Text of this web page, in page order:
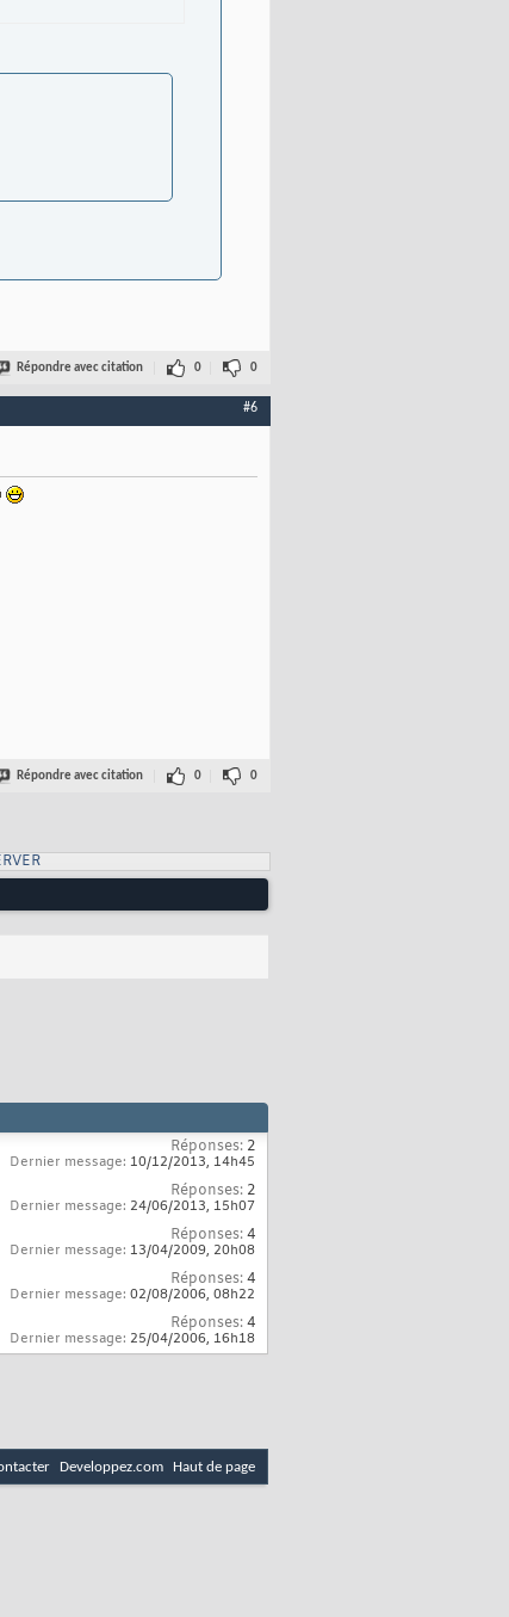
Répondre avec citation 0 0
#6
Répondre avec citation 0 0
Réponses: 2
Dernier message: 10/12/2013, 14h45
Réponses: 2
Dernier message: 24/06/2013, 15h07
Réponses:4
Dernier message: 13/04/2009, 20h08
Réponses:4
Dernier message: 02/08/2006, 08h22
Réponses:4
Dernier message: 25/04/2006, 16h18
Developpez.com Haut de page